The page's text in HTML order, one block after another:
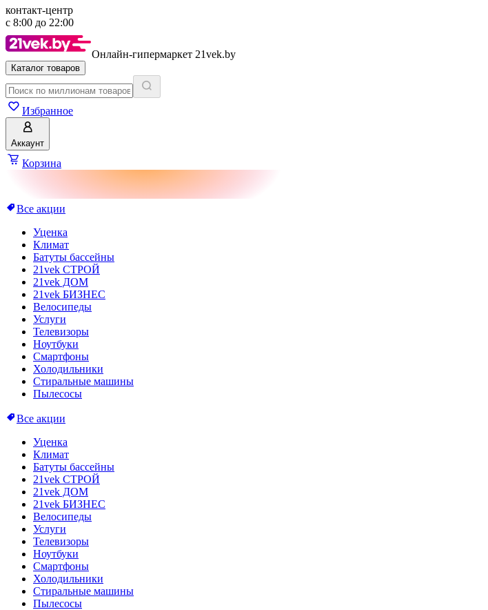
контакт-центр
с 8:00 до 22:00
Онлайн-гипермаркет 21vek.by
Каталог товаров
Избранное
Аккаунт
Корзина
Все акции
Уценка
Климат
Батуты бассейны
21vek СТРОЙ
21vek ДОМ
21vek БИЗНЕС
Велосипеды
Услуги
Телевизоры
Ноутбуки
Смартфоны
Холодильники
Стиральные машины
Пылесосы
Все акции
Уценка
Климат
Батуты бассейны
21vek СТРОЙ
21vek ДОМ
21vek БИЗНЕС
Велосипеды
Услуги
Телевизоры
Ноутбуки
Смартфоны
Холодильники
Стиральные машины
Пылесосы